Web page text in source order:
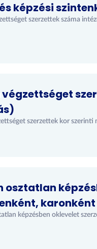
képzési
szerzettek száma
végzettséget
szerzettek kor szerinti
osztatlan
képzésben oklevelet